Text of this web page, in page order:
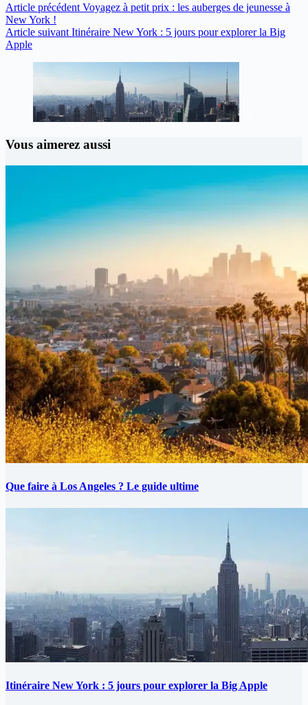
Article précédent Voyagez à petit prix : les auberges de jeunesse à
New York !
Article suivant Itinéraire New York : 5 jours pour explorer la Big
Apple
Vous aimerez aussi
Que faire à Los Angeles ? Le guide ultime
Itinéraire New York : 5 jours pour explorer la Big Apple